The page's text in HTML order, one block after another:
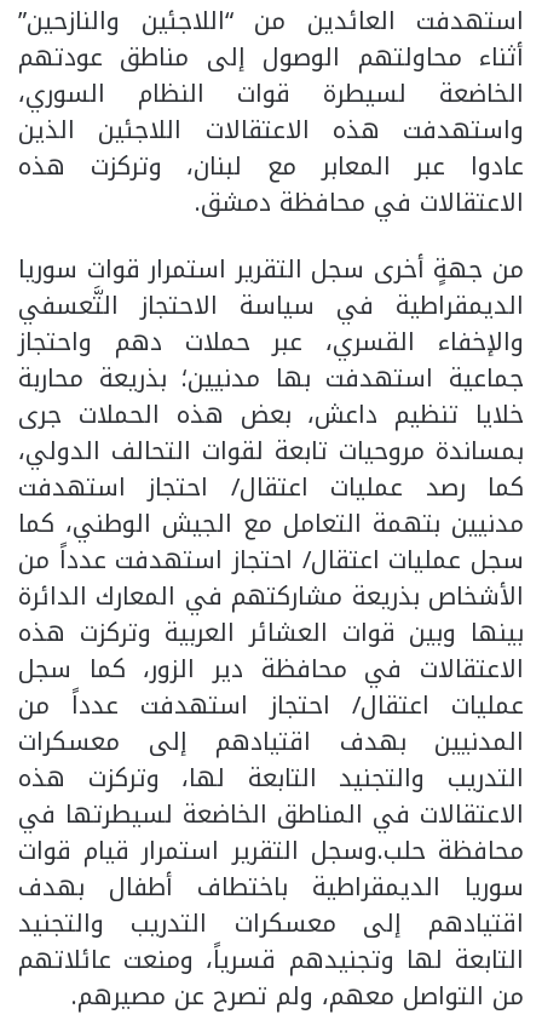
استهدفت العائدين من “اللاجئين والنازحين”
أثناء محاولتهم الوصول إلى مناطق عودتهم
الخاضعة لسيطرة قوات النظام السوري،
واستهدفت هذه الاعتقالات اللاجئين الذين
عادوا عبر المعابر مع لبنان، وتركزت هذه
الاعتقالات في محافظة دمشق.
من جهةٍ أخرى سجل التقرير استمرار قوات سوريا
الديمقراطية في سياسة الاحتجاز التَّعسفي
والإخفاء القسري، عبر حملات دهم واحتجاز
جماعية استهدفت بها مدنيين؛ بذريعة محاربة
خلايا تنظيم داعش، بعض هذه الحملات جرى
بمساندة مروحيات تابعة لقوات التحالف الدولي،
كما رصد عمليات اعتقال/ احتجاز استهدفت
مدنيين بتهمة التعامل مع الجيش الوطني، كما
سجل عمليات اعتقال/ احتجاز استهدفت عدداً من
الأشخاص بذريعة مشاركتهم في المعارك الدائرة
بينها وبين قوات العشائر العربية وتركزت هذه
الاعتقالات في محافظة دير الزور، كما سجل
عمليات اعتقال/ احتجاز استهدفت عدداً من
المدنيين بهدف اقتيادهم إلى معسكرات
التدريب والتجنيد التابعة لها، وتركزت هذه
الاعتقالات في المناطق الخاضعة لسيطرتها في
محافظة حلب.وسجل التقرير استمرار قيام قوات
سوريا الديمقراطية باختطاف أطفال بهدف
اقتيادهم إلى معسكرات التدريب والتجنيد
التابعة لها وتجنيدهم قسرياً، ومنعت عائلاتهم
من التواصل معهم، ولم تصرح عن مصيرهم.